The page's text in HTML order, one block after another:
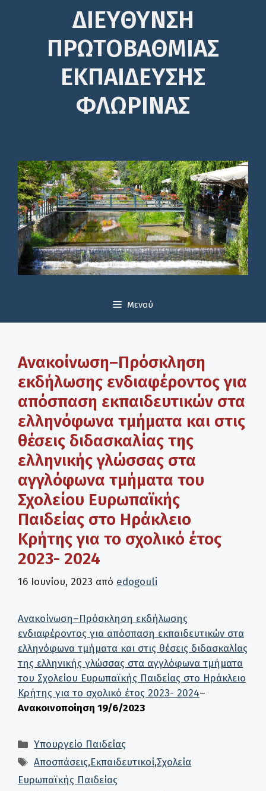
ΔΙΕΎΘΥΝΣΗ
ΠΡΩΤΟΒΆΘΜΙΑΣ
ΕΚΠΑΊΔΕΥΣΗΣ
ΦΛΩΡΙΝΑΣ
Μενού
Ανακοίνωση–Πρόσκληση
εκδήλωσης ενδιαφέροντος για
απόσπαση εκπαιδευτικών στα
ελληνόφωνα τμήματα και στις
θέσεις διδασκαλίας της
ελληνικής γλώσσας στα
αγγλόφωνα τμήματα του
Σχολείου Ευρωπαϊκής
Παιδείας στο Ηράκλειο
Κρήτης για το σχολικό έτος
2023- 2024
16 Ιουνίου, 2023 από edogouli
Ανακοίνωση–Πρόσκληση εκδήλωσης
ενδιαφέροντος για απόσπαση εκπαιδευτικών στα
ελληνόφωνα τμήματα και στις θέσεις διδασκαλίας
της ελληνικής γλώσσας στα αγγλόφωνα τμήματα
του Σχολείου Ευρωπαϊκής Παιδείας στο Ηράκλειο
Κρήτης για το σχολικό έτος 2023- 2024–
Ανακοινοποίηση 19/6/2023
Κατηγορίες
Υπουργείο Παιδείας
Ετικέτες
Αποσπάσεις,Εκπαιδευτικοί,Σχολεία
Ευρωπαϊκής Παιδείας